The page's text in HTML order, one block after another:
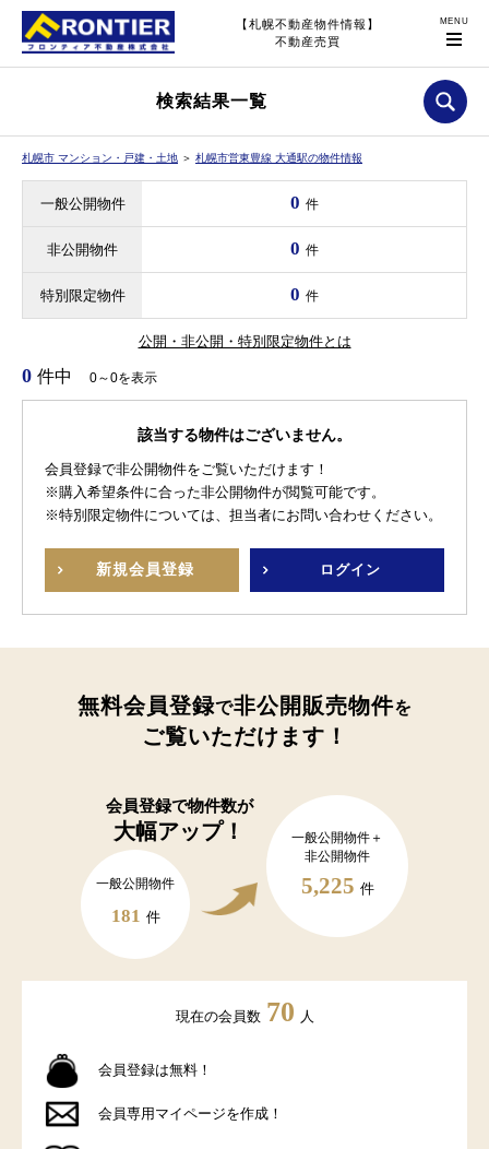
【札幌不動産物件情報】
不動産売買
検索結果一覧
札幌市 マンション・戸建・土地 ＞ 札幌市営東豊線 大通駅の物件情報
一般公開物件 0 件
非公開物件 0 件
特別限定物件 0 件
公開・非公開・特別限定物件とは
0 件中 0～0を表示
該当する物件はございません。
会員登録で非公開物件をご覧いただけます！
※購入希望条件に合った非公開物件が閲覧可能です。
※特別限定物件については、担当者にお問い合わせください。
新規会員登録 ログイン
無料会員登録で非公開販売物件を
ご覧いただけます！
会員登録で物件数が
大幅アップ！
一般公開物件
181 件
一般公開物件＋
非公開物件
5,225 件
現在の会員数 70 人
会員登録は無料！
会員専用マイページを作成！